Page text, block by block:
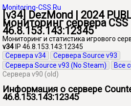
Monitoring-CSS.Ru
[v34] DezMond | 2024
мониторинг сервера CSS
46.8.153.143:12345
Мониторинг и статистика игрового
v34 IP 46.8.153.143:12345
Сервера v34
Сервера Source v93
Сервера Source v93 (No Steam)
Все
Сервера v90 (old)
Информация о сервере
46.8.153.143:12345